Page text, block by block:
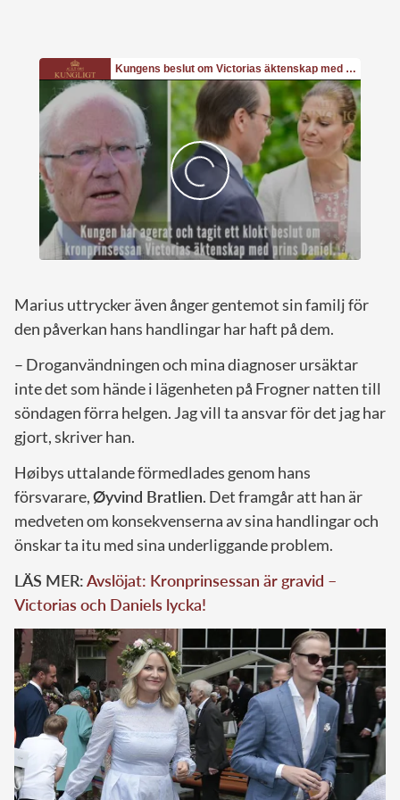
Marius uttrycker även ånger gentemot sin familj för
den påverkan hans handlingar har haft på dem.
– Droganvändningen och mina diagnoser ursäktar
inte det som hände i lägenheten på Frogner natten till
söndagen förra helgen. Jag vill ta ansvar för det jag har
gjort, skriver han.
Høibys uttalande förmedlades genom hans
försvarare,Øyvind Bratlien. Det framgår att han är
medveten om konsekvenserna av sina handlingar och
önskar ta itu med sina underliggande problem.
LÄS MER:Avslöjat: Kronprinsessan är gravid –
Victorias och Daniels lycka!